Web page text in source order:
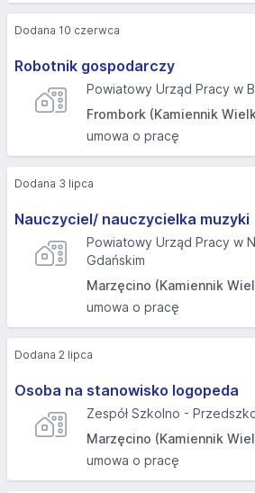
Robotnik gospodarczy
Powiatowy Urząd Pracy w
Frombork (Kamiennik
umowa o pracę
Dodana 10 czerwca
Nauczyciel/ nauczycielka muzyki
Powiatowy Urząd Pracy w
Gdańskim
Marzęcino (Kamiennik
umowa o pracę
Dodana 3 lipca
Osoba na stanowisko logopeda
Zespół Szkolno -
Marzęcino (Kamiennik
umowa o pracę
Dodana 2 lipca